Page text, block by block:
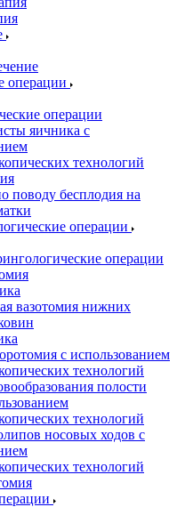
операции
операции
яичника с
технологий
поводу бесплодия на
операции
операции
вазотомия нижних
с использованием
технологий
полости
технологий
носовых ходов с
технологий